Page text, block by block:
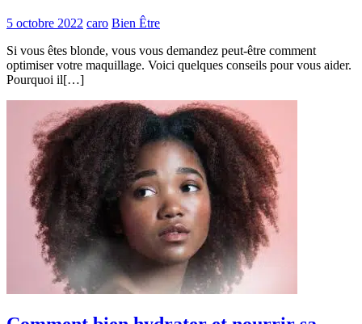
5 octobre 2022 caro Bien Être
Si vous êtes blonde, vous vous demandez peut-être comment
optimiser votre maquillage. Voici quelques conseils pour vous aider.
Pourquoi il[…]